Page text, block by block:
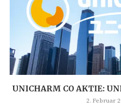
UNICHARM CO AKTIE:
2. Februar